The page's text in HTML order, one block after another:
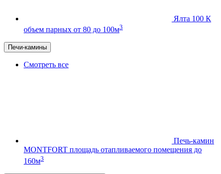
Ялта 100 К
объем парных от 80 до 100м3
Печи-камины
Смотреть все
Печь-камин
MONTFORT площадь отапливаемого помещения до
160м3